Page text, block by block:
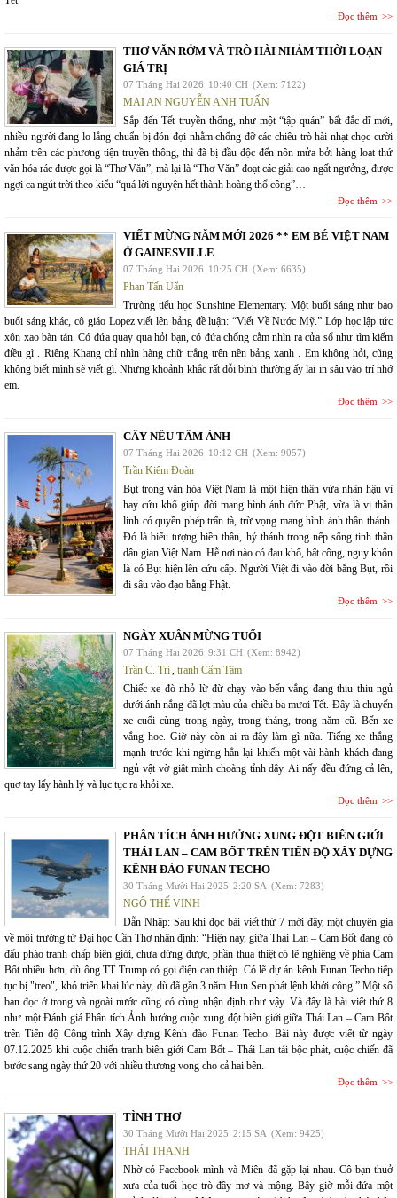
Đọc thêm
THƠ VĂN RỞM VÀ TRÒ HÀI NHẢM THỜI LOẠN
GIÁ TRỊ
07 Tháng Hai 2026 10:40 CH (Xem: 7122)
MAI AN NGUYỄN ANH TUẤN
Sắp đến Tết truyền thống, như một “tập quán” bất đắc dĩ mới,
nhiều người đang lo lắng chuẩn bị đón đợi nhằm chống đỡ các chiêu trò hài nhạt chọc cười
nhảm trên các phương tiện truyền thông, thì đã bị đầu độc đến nôn mửa bởi hàng loạt thứ
văn hóa rác được gọi là “Thơ Văn”, mà lại là “Thơ Văn” đoạt các giải cao ngất ngưởng, được
ngợi ca ngút trời theo kiểu “quá lời nguyện hết thành hoàng thổ công”…
Đọc thêm
VIẾT MỪNG NĂM MỚI 2026 ** EM BÉ VIỆT NAM
Ở GAINESVILLE
07 Tháng Hai 2026 10:25 CH (Xem: 6635)
Phan Tấn Uẩn
Trường tiểu học Sunshine Elementary. Một buổi sáng như bao
buổi sáng khác, cô giáo Lopez viết lên bảng đề luận: “Viết Về Nước Mỹ.” Lớp học lập tức
xôn xao bàn tán. Có đứa quay qua hỏi bạn, có đứa chống cằm nhìn ra cửa sổ như tìm kiếm
điều gì . Riêng Khang chỉ nhìn hàng chữ trắng trên nền bảng xanh . Em không hỏi, cũng
không biết mình sẽ viết gì. Nhưng khoảnh khắc rất đỗi bình thường ấy lại in sâu vào trí nhớ
em.
Đọc thêm
CÂY NÊU TÂM ẢNH
07 Tháng Hai 2026 10:12 CH (Xem: 9057)
Trần Kiêm Đoàn
Bụt trong văn hóa Việt Nam là một hiện thân vừa nhân hậu vì
hay cứu khổ giúp đời mang hình ảnh đức Phật, vừa là vị thần
linh có quyền phép trấn tà, trừ vọng mang hình ảnh thần thánh.
Đó là biểu tượng hiền thần, hỷ thánh trong nếp sống tinh thần
dân gian Việt Nam. Hễ nơi nào có đau khổ, bất công, nguy khốn
là có Bụt hiện lên cứu cấp. Người Việt đi vào đời bằng Bụt, rồi
đi sâu vào đạo bằng Phật.
Đọc thêm
NGÀY XUÂN MỪNG TUỔI
07 Tháng Hai 2026 9:31 CH (Xem: 8942)
Trần C. Trí, tranh Cẩm Tâm
Chiếc xe đò nhỏ lừ đừ chạy vào bến vắng đang thiu thiu ngủ
dưới ánh nắng đã lợt màu của chiều ba mươi Tết. Đây là chuyến
xe cuối cùng trong ngày, trong tháng, trong năm cũ. Bến xe
vắng hoe. Giờ này còn ai ra đây làm gì nữa. Tiếng xe thắng
mạnh trước khi ngừng hẳn lại khiến một vài hành khách đang
ngủ vật vờ giật mình choàng tỉnh dậy. Ai nấy đều đứng cả lên,
quơ tay lấy hành lý và lục tục ra khỏi xe.
Đọc thêm
PHÂN TÍCH ẢNH HƯỞNG XUNG ĐỘT BIÊN GIỚI
THÁI LAN – CAM BỐT TRÊN TIẾN ĐỘ XÂY DỰNG
KÊNH ĐÀO FUNAN TECHO
30 Tháng Mười Hai 2025 2:20 SA (Xem: 7283)
NGÔ THẾ VINH
Dẫn Nhập: Sau khi đọc bài viết thứ 7 mới đây, một chuyên gia
về môi trường từ Đại học Cần Thơ nhận định: “Hiện nay, giữa Thái Lan – Cam Bốt đang có
đấu pháo tranh chấp biên giới, chưa dừng được, phần thua thiệt có lẽ nghiêng về phía Cam
Bốt nhiều hơn, dù ông TT Trump có gọi điện can thiệp. Có lẽ dự án kênh Funan Techo tiếp
tục bị "treo", khó triển khai lúc này, dù đã gần 3 năm Hun Sen phát lệnh khởi công.” Một số
bạn đọc ở trong và ngoài nước cũng có cùng nhận định như vậy. Và đây là bài viết thứ 8
như một Đánh giá Phân tích Ảnh hưởng cuộc xung đột biên giới giữa Thái Lan – Cam Bốt
trên Tiến độ Công trình Xây dựng Kênh đào Funan Techo. Bài này được viết từ ngày
07.12.2025 khi cuộc chiến tranh biên giới Cam Bốt – Thái Lan tái bộc phát, cuộc chiến đã
bước sang ngày thứ 20 với nhiều thương vong cho cả hai bên.
Đọc thêm
TÌNH THƠ
30 Tháng Mười Hai 2025 2:15 SA (Xem: 9425)
THÁI THANH
Nhờ có Facebook mình và Miên đã gặp lại nhau. Cô bạn thuở
xưa của tuổi học trò đầy mơ và mộng. Bây giờ mỗi đứa một